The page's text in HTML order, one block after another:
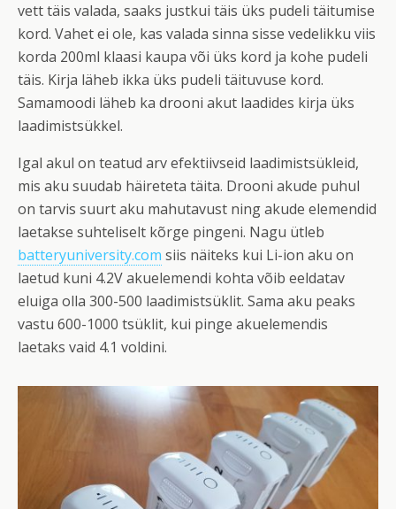
vett täis valada, saaks justkui täis üks pudeli täitumise
kord. Vahet ei ole, kas valada sinna sisse vedelikku viis
korda 200ml klaasi kaupa või üks kord ja kohe pudeli
täis. Kirja läheb ikka üks pudeli täituvuse kord.
Samamoodi läheb ka drooni akut laadides kirja üks
laadimistsükkel.
Igal akul on teatud arv efektiivseid laadimistsükleid,
mis aku suudab häireteta täita. Drooni akude puhul
on tarvis suurt aku mahutavust ning akude elemendid
laetakse suhteliselt kõrge pingeni. Nagu ütleb
batteryuniversity.com siis näiteks kui Li-ion aku on
laetud kuni 4.2V akuelemendi kohta võib eeldatav
eluiga olla 300-500 laadimistsüklit. Sama aku peaks
vastu 600-1000 tsüklit, kui pinge akuelemendis
laetaks vaid 4.1 voldini.